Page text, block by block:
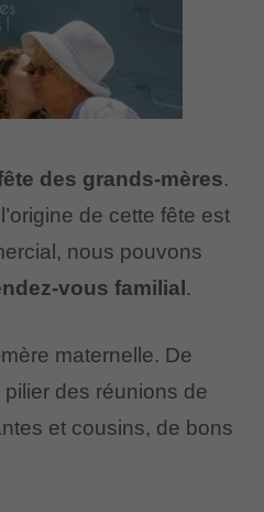
des grands-mères.
de cette fête est
nous pouvons
vous familial.
maternelle. De
des réunions de
et cousins, de bons